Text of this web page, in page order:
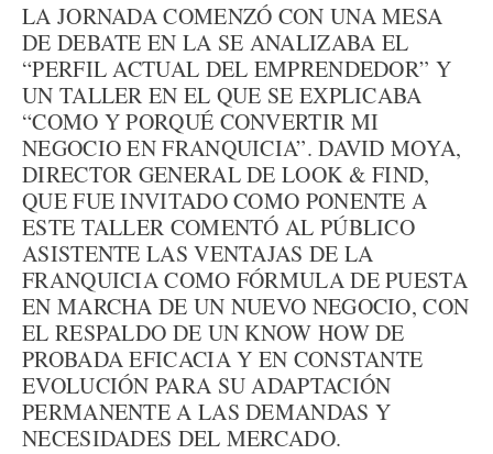
LA JORNADA COMENZÓ CON UNA MESA
DE DEBATE EN LA SE ANALIZABA EL
“PERFIL ACTUAL DEL EMPRENDEDOR” Y
UN TALLER EN EL QUE SE EXPLICABA
“COMO Y PORQUÉ CONVERTIR MI
NEGOCIO EN FRANQUICIA”. DAVID MOYA,
DIRECTOR GENERAL DE LOOK & FIND,
QUE FUE INVITADO COMO PONENTE A
ESTE TALLER COMENTÓ AL PÚBLICO
ASISTENTE LAS VENTAJAS DE LA
FRANQUICIA COMO FÓRMULA DE PUESTA
EN MARCHA DE UN NUEVO NEGOCIO, CON
EL RESPALDO DE UN KNOW HOW DE
PROBADA EFICACIA Y EN CONSTANTE
EVOLUCIÓN PARA SU ADAPTACIÓN
PERMANENTE A LAS DEMANDAS Y
NECESIDADES DEL MERCADO.